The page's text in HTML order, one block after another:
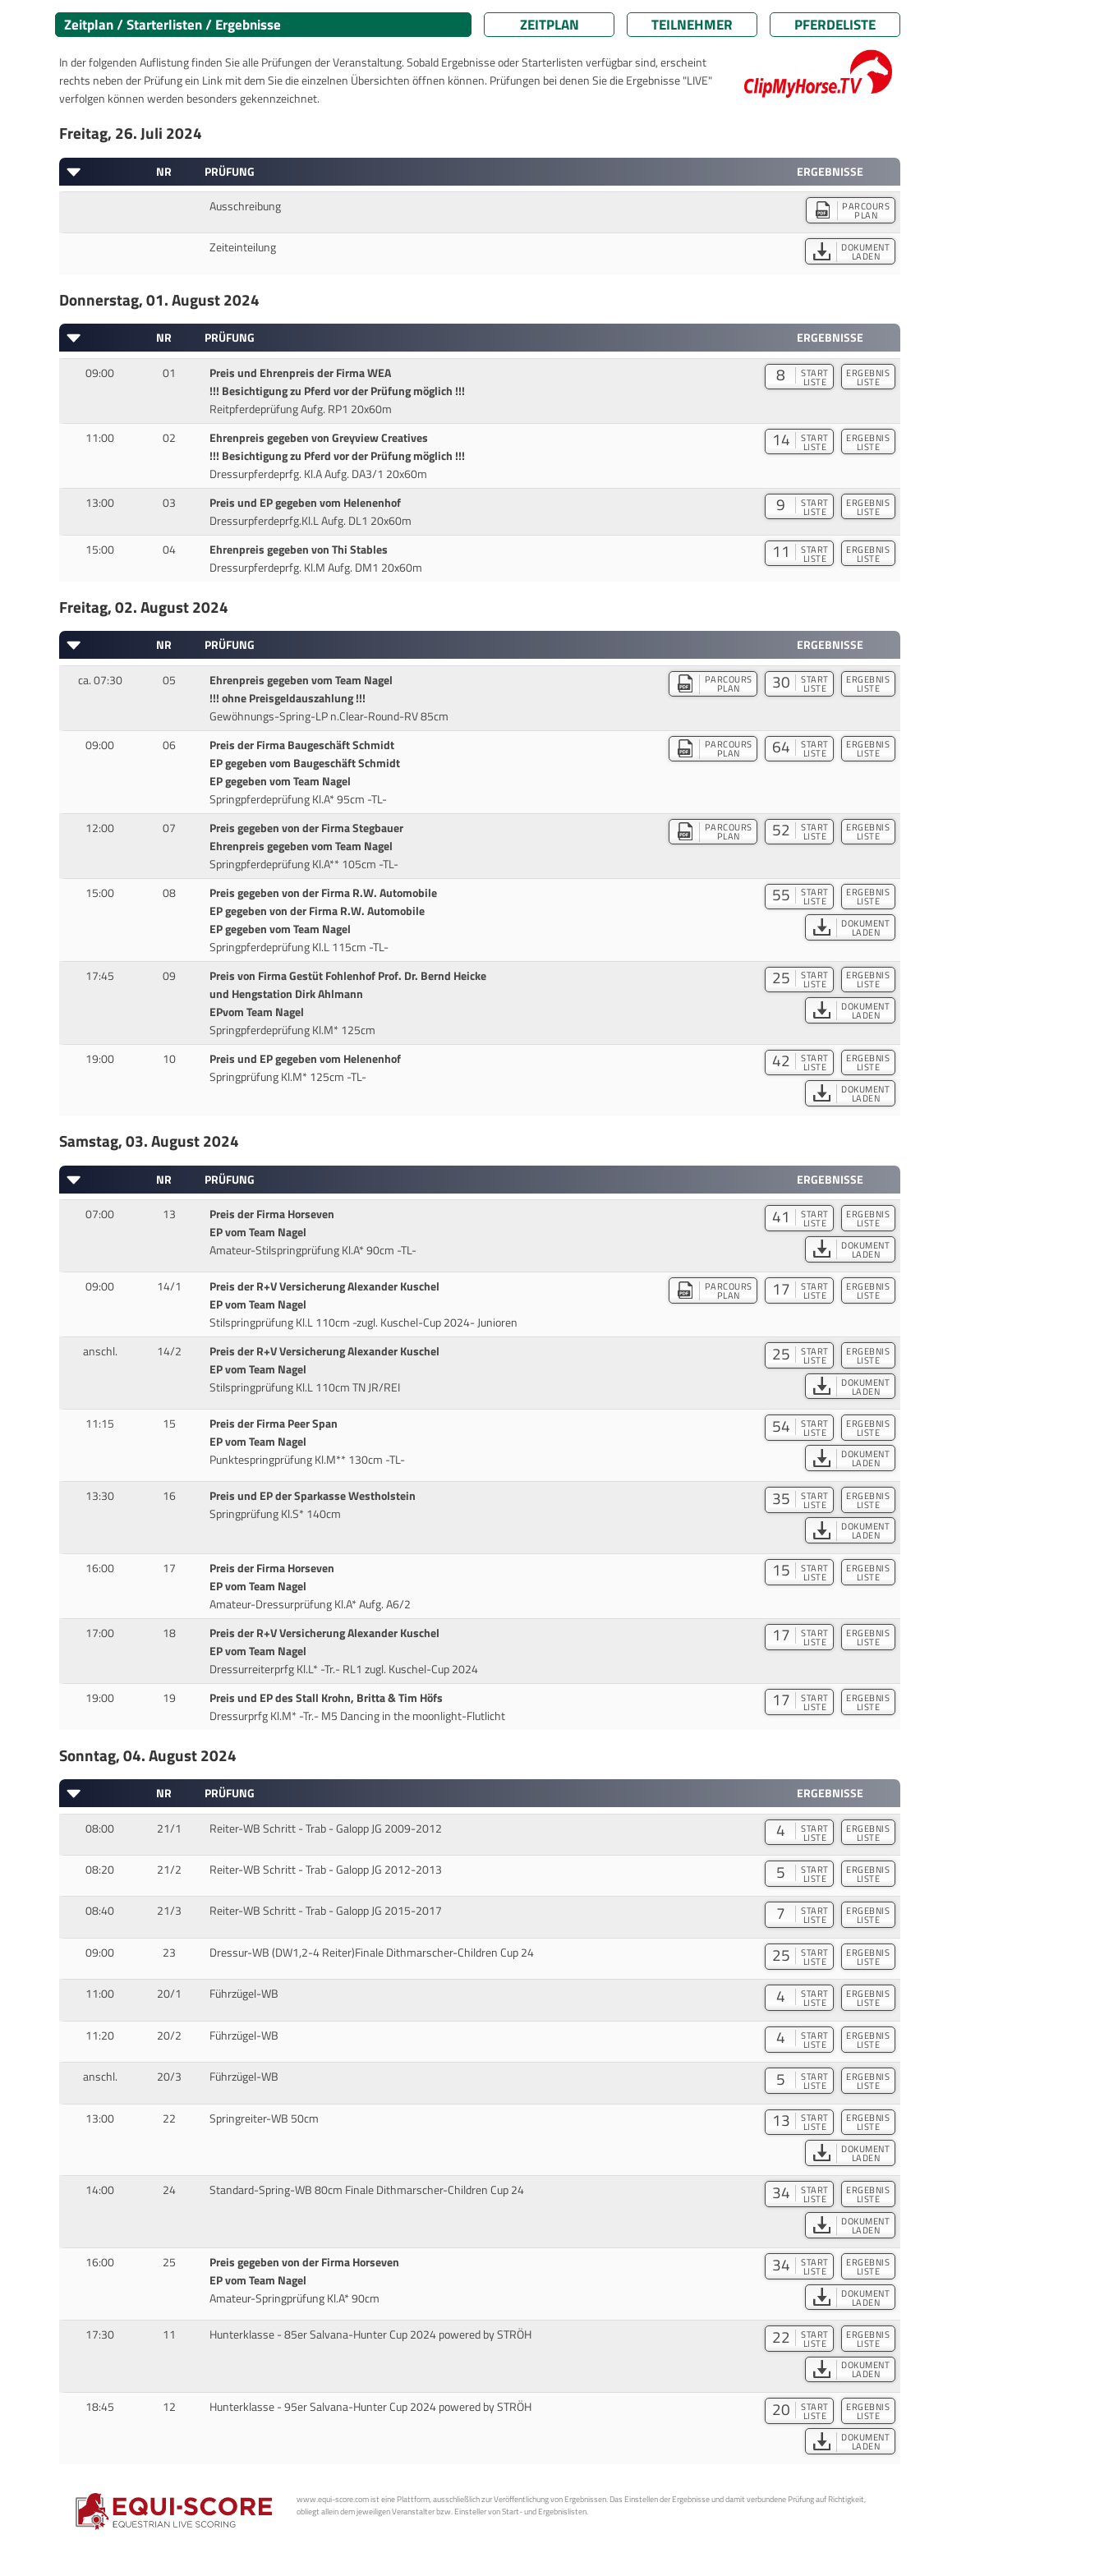
Zeitplan / Starterlisten / Ergebnisse ZEITPLAN TEILNEHMER PFERDELISTE
In der folgenden Auflistung finden Sie alle Prüfungen der Veranstaltung. Sobald Ergebnisse oder Starterlisten verfügbar sind, erscheint
rechts neben der Prüfung ein Link mit dem Sie die einzelnen Übersichten öffnen können. Prüfungen bei denen Sie die Ergebnisse "LIVE"
verfolgen können werden besonders gekennzeichnet.
Freitag, 26. Juli 2024
NR PRÜFUNG
ERGEBNISSE
Ausschreibung
PARCOURS
PLAN
Zeiteinteilung DOKUMENT
LADEN
Donnerstag, 01. August 2024
NR PRÜFUNG
ERGEBNISSE
09:00
01
Preis und Ehrenpreis der Firma WEA
!!! Besichtigung zu Pferd vor der Prüfung möglich !!!
Reitpferdeprüfung Aufg. RP1 20x60m
8 START
LISTE
ERGEBNIS
LISTE
11:00 02
Ehrenpreis gegeben von Greyview Creatives
!!! Besichtigung zu Pferd vor der Prüfung möglich !!!
Dressurpferdeprfg. Kl.A Aufg. DA3/1 20x60m
14 START
LISTE
ERGEBNIS
LISTE
13:00 03
Preis und EP gegeben vom Helenenhof
Dressurpferdeprfg.Kl.L Aufg. DL1 20x60m
9 START
LISTE
ERGEBNIS
LISTE
15:00 04
Ehrenpreis gegeben von Thi Stables
Dressurpferdeprfg. Kl.M Aufg. DM1 20x60m
11 START
LISTE
ERGEBNIS
LISTE
Freitag, 02. August 2024
NR PRÜFUNG
ERGEBNISSE
ca. 07:30
05
Ehrenpreis gegeben vom Team Nagel
!!! ohne Preisgeldauszahlung !!!
Gewöhnungs-Spring-LP n.Clear-Round-RV 85cm
PARCOURS
PLAN 30 START
LISTE
ERGEBNIS
LISTE
09:00 06
Preis der Firma Baugeschäft Schmidt
EP gegeben vom Baugeschäft Schmidt
EP gegeben vom Team Nagel
Springpferdeprüfung Kl.A* 95cm -TL-
PARCOURS
PLAN 64 START
LISTE
ERGEBNIS
LISTE
12:00 07
Preis gegeben von der Firma Stegbauer
Ehrenpreis gegeben vom Team Nagel
Springpferdeprüfung Kl.A** 105cm -TL-
PARCOURS
PLAN 52 START
LISTE
ERGEBNIS
LISTE
15:00 08
Preis gegeben von der Firma R.W. Automobile
EP gegeben von der Firma R.W. Automobile
EP gegeben vom Team Nagel
Springpferdeprüfung Kl.L 115cm -TL-
55 START
LISTE
ERGEBNIS
LISTE
DOKUMENT
LADEN
17:45 09
Preis von Firma Gestüt Fohlenhof Prof. Dr. Bernd Heicke
und Hengstation Dirk Ahlmann
EPvom Team Nagel
Springpferdeprüfung Kl.M* 125cm
25 START
LISTE
ERGEBNIS
LISTE
DOKUMENT
LADEN
19:00 10
Preis und EP gegeben vom Helenenhof
Springprüfung Kl.M* 125cm -TL-
42 START
LISTE
ERGEBNIS
LISTE
DOKUMENT
LADEN
Samstag, 03. August 2024
NR PRÜFUNG
ERGEBNISSE
07:00
13
Preis der Firma Horseven
EP vom Team Nagel
Amateur-Stilspringprüfung Kl.A* 90cm -TL-
41 START
LISTE
ERGEBNIS
LISTE
DOKUMENT
LADEN
09:00 14/1
Preis der R+V Versicherung Alexander Kuschel
EP vom Team Nagel
Stilspringprüfung Kl.L 110cm -zugl. Kuschel-Cup 2024- Junioren
PARCOURS
PLAN 17 START
LISTE
ERGEBNIS
LISTE
anschl. 14/2
Preis der R+V Versicherung Alexander Kuschel
EP vom Team Nagel
Stilspringprüfung Kl.L 110cm TN JR/REI
25 START
LISTE
ERGEBNIS
LISTE
DOKUMENT
LADEN
11:15 15
Preis der Firma Peer Span
EP vom Team Nagel
Punktespringprüfung Kl.M** 130cm -TL-
54 START
LISTE
ERGEBNIS
LISTE
DOKUMENT
LADEN
13:30 16
Preis und EP der Sparkasse Westholstein
Springprüfung Kl.S* 140cm
35 START
LISTE
ERGEBNIS
LISTE
DOKUMENT
LADEN
16:00 17
Preis der Firma Horseven
EP vom Team Nagel
Amateur-Dressurprüfung Kl.A* Aufg. A6/2
15 START
LISTE
ERGEBNIS
LISTE
17:00 18
Preis der R+V Versicherung Alexander Kuschel
EP vom Team Nagel
Dressurreiterprfg Kl.L* -Tr.- RL1 zugl. Kuschel-Cup 2024
17 START
LISTE
ERGEBNIS
LISTE
19:00 19
Preis und EP des Stall Krohn, Britta & Tim Höfs
Dressurprfg Kl.M* -Tr.- M5 Dancing in the moonlight-Flutlicht
17 START
LISTE
ERGEBNIS
LISTE
Sonntag, 04. August 2024
NR PRÜFUNG
ERGEBNISSE
08:00
21/1 Reiter-WB Schritt - Trab - Galopp JG 2009-2012 4 START
LISTE
ERGEBNIS
LISTE
08:20 21/2 Reiter-WB Schritt - Trab - Galopp JG 2012-2013 5 START
LISTE
ERGEBNIS
LISTE
08:40 21/3 Reiter-WB Schritt - Trab - Galopp JG 2015-2017 7 START
LISTE
ERGEBNIS
LISTE
09:00 23 Dressur-WB (DW1,2-4 Reiter)Finale Dithmarscher-Children Cup 24 25 START
LISTE
ERGEBNIS
LISTE
11:00 20/1 Führzügel-WB 4 START
LISTE
ERGEBNIS
LISTE
11:20 20/2 Führzügel-WB 4 START
LISTE
ERGEBNIS
LISTE
anschl. 20/3 Führzügel-WB 5 START
LISTE
ERGEBNIS
LISTE
13:00 22 Springreiter-WB 50cm 13 START
LISTE
ERGEBNIS
LISTE
DOKUMENT
LADEN
14:00 24 Standard-Spring-WB 80cm Finale Dithmarscher-Children Cup 24 34 START
LISTE
ERGEBNIS
LISTE
DOKUMENT
LADEN
16:00 25
Preis gegeben von der Firma Horseven
EP vom Team Nagel
Amateur-Springprüfung Kl.A* 90cm
34 START
LISTE
ERGEBNIS
LISTE
DOKUMENT
LADEN
17:30 11 Hunterklasse - 85er Salvana-Hunter Cup 2024 powered by STRÖH 22 START
LISTE
ERGEBNIS
LISTE
DOKUMENT
LADEN
18:45 12 Hunterklasse - 95er Salvana-Hunter Cup 2024 powered by STRÖH 20 START
LISTE
ERGEBNIS
LISTE
DOKUMENT
LADEN
www.equi-score.com ist eine Plattform, ausschließlich zur Veröffentlichung von Ergebnissen. Das Einstellen der Ergebnisse und damit verbundene Prüfung auf Richtigkeit,
obliegt allein dem jeweiligen Veranstalter bzw. Einsteller von Start- und Ergebnislisten.